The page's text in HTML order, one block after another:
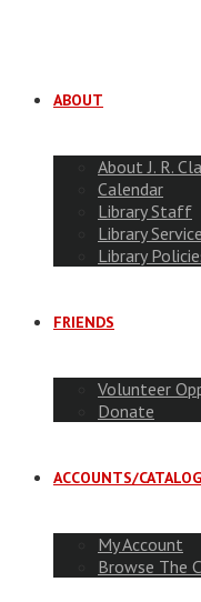
ABOUT
About J. R.
Calendar
Library Staff
Library
Library
FRIENDS
Volunteer
Donate
ACCOUNTS/
My Account
Browse The